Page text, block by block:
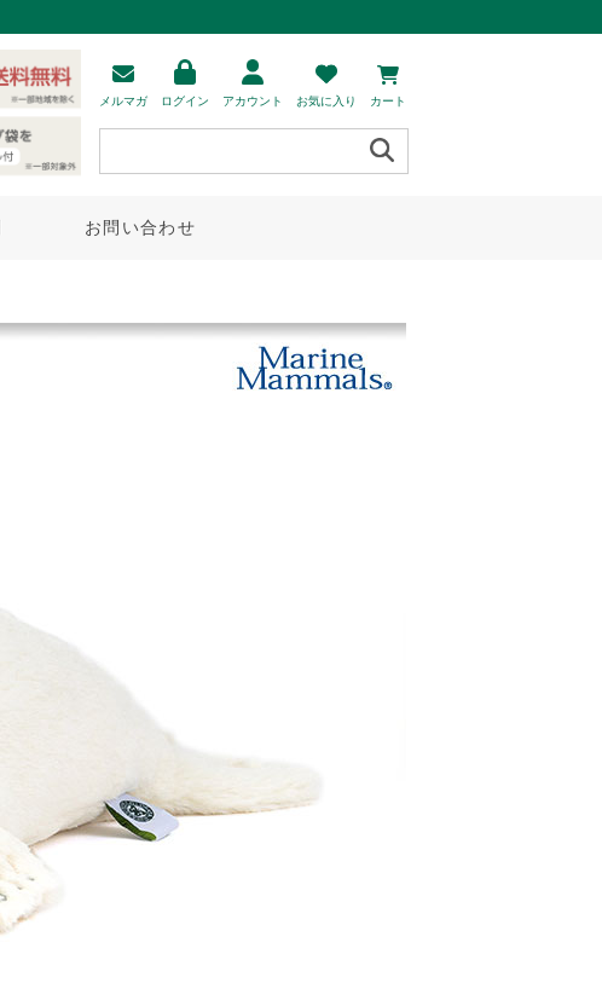
メルマガ ログイン アカウント お気に入り カート
お問い合わせ